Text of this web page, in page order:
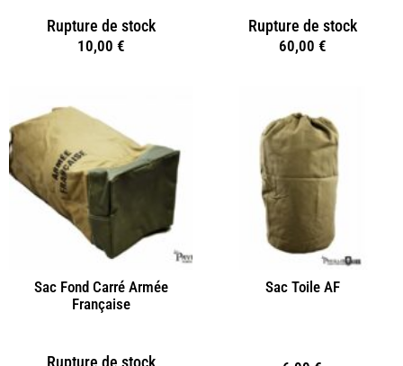
Rupture de stock
10,00 €
Rupture de stock
60,00 €
Sac Fond Carré Armée
Française
Rupture de stock
Sac Toile AF